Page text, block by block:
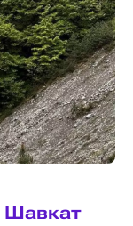
Шавкат